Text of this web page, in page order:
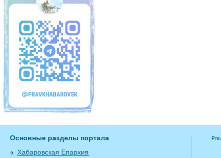
Основные разделы портала
Хабаровская Епархия